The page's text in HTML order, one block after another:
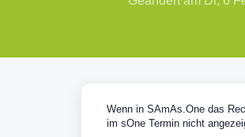
Wenn in SAmAs.One das
im sOne Termin nicht